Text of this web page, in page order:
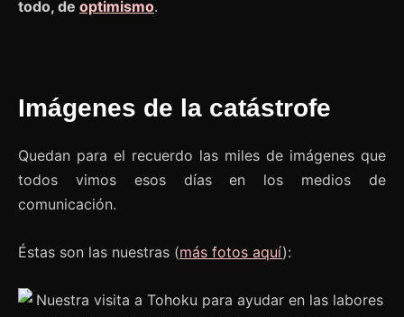
todo, de optimismo.
Imágenes de la catástrofe
Quedan para el recuerdo las miles de imágenes que
todos vimos esos días en los medios de
comunicación.
Éstas son las nuestras (más fotos aquí):